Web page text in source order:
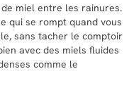
miel entre les rainures.
qui se rompt quand vous
sans tacher le comptoir
avec des miels fluides
comme le